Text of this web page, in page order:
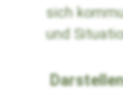
sich
und